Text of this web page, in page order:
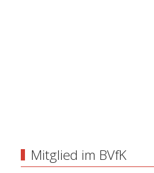
Mitglied im BVfK